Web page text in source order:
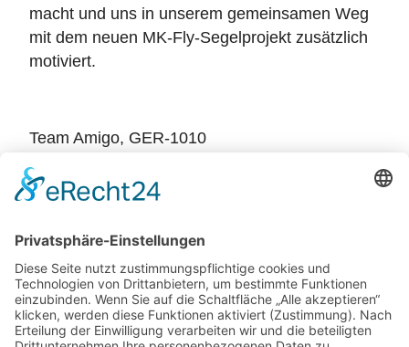
macht und uns in unserem gemeinsamen Weg
mit dem neuen MK-Fly-Segelprojekt zusätzlich
motiviert.
Team Amigo, GER-1010
Zurück